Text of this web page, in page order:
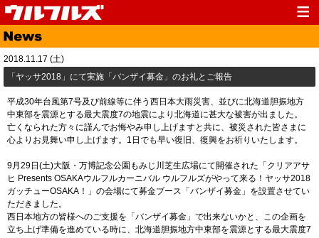
Top
Media Live
Fanclub Goods
2018.11.17 (土)
​「ヤッサ2018」にて実施「バンザイ募金」のお礼とご報告
平成30年台風第7号及び前線等に伴う西日本大雨災害、並びに北海道胆振地方
中東部を震源とする最大震度7の地震により北海道に甚大な被害が出ました。
亡くなられた方々に謹んでお悔やみ申し上げますと共に、被災された皆さまに
心よりお見舞い申し上げます。1日でも早い復旧、復興をお祈りいたします。
9月29日(土)大阪・万博記念公園もみじ川芝生広場にて開催された「クリアアサ
ヒ Presents OSAKAウルフルカーニバル ウルフルズがやって来る！ヤッサ2018
ガッチューOSAKA！」の会場にて募金ブース「バンザイ募金」を設置させてい
ただきました。
西日本地方の皆様へのご支援を「バンザイ募金」で出来ないかと、この企画を
立ち上げ準備を進めている時に、北海道胆振地方中東部を震源とする最大震度7